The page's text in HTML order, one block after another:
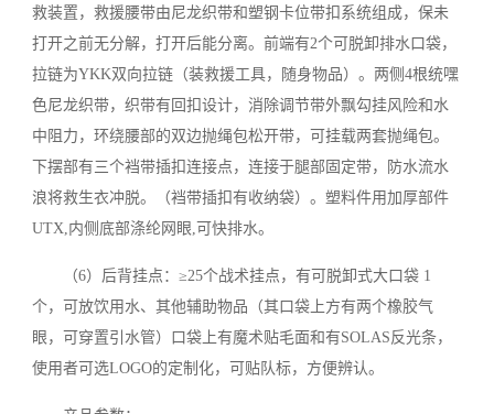
救装置，救援腰带由尼龙织带和塑钢卡位带扣系统组成，保未
打开之前无分解，打开后能分离。前端有2个可脱卸排水口袋，
拉链为YKK双向拉链（装救援工具，随身物品）。两侧4根统嘿
色尼龙织带，织带有回扣设计，消除调节带外飘勾挂风险和水
中阻力，环绕腰部的双边抛绳包松开带，可挂载两套抛绳包。
下摆部有三个裆带插扣连接点，连接于腿部固定带，防水流水
浪将救生衣冲脱。（裆带插扣有收纳袋）。塑料件用加厚部件
UTX,内侧底部涤纶网眼,可快排水。
（6）后背挂点：≥25个战术挂点，有可脱卸式大口袋 1
个，可放饮用水、其他辅助物品（其口袋上方有两个橡胶气
眼，可穿置引水管）口袋上有魔术贴毛面和有SOLAS反光条，
使用者可选LOGO的定制化，可贴队标，方便辨认。